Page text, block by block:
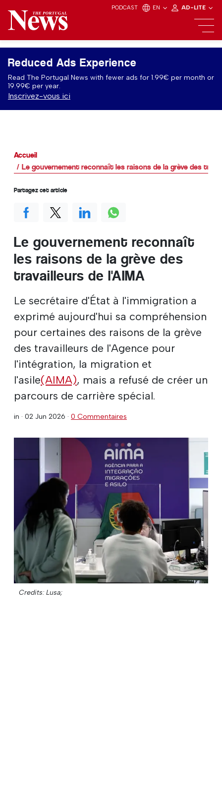
PODCAST EN AD-LITE
Reduced Ads Experience
Read The Portugal News with fewer ads for 1.99€ per month or
19.99€ per year.
Inscrivez-vous ici
Accueil
Le gouvernement reconnaît les raisons de la grève des
Le gouvernement reconnaît
les raisons de la grève des
travailleurs de l'AIMA
Le secrétaire d'État à l'immigration a
exprimé aujourd'hui sa compréhension
pour certaines des raisons de la grève
des travailleurs de l'Agence pour
l'intégration, la migration et
l'asile(AIMA), mais a refusé de créer un
parcours de carrière spécial.
in · 02 Jun 2026 · 0 Commentaires
Credits: Lusa;
Partagez cet article